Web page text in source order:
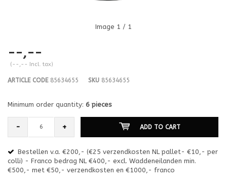
Image 1 / 1
--,--
(--,-- Incl. tax)
ARTICLE CODE85634655 SKU 85634655
Minimum order quantity: 6 pieces
- + ADD TO CART
Bestellen v.a. €200,- (€25 verzendkosten NL pallet- €10,- per
colli) - Franco bedrag NL €400,- excl. Waddeneilanden min.
€500,- met €50,- verzendkosten en €1000,- franco